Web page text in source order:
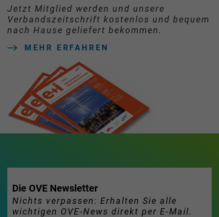
Jetzt Mitglied werden und unsere
Verbandszeitschrift kostenlos und bequem
nach Hause geliefert bekommen.
MEHR ERFAHREN
Die OVE Newsletter
Nichts verpassen: Erhalten Sie alle
wichtigen OVE-News direkt per E-Mail.